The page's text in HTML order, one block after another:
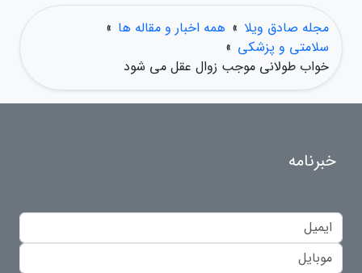
مجله صادق ویلا » همه اخبار و مقاله ها »
سلامتی و پزشکی »
خواب طولانی موجب زوال عقل می شود
خبرنامه